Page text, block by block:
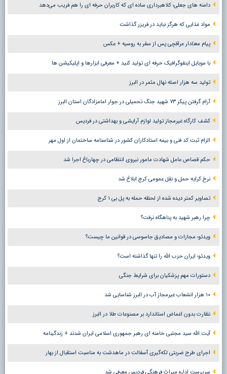
دامنه های جعلی؛ کلاهبرداری ساده ای که کاربران حرفه ای را هم فریب می‌دهد
مواد غذایی که هرگز نباید در فریزر گذاشت
پیام معنادار عراقچی پس از سفر به روسیه + عکس
با موبایل اینفوگرافیک حرفه ای تولید کنید + معرفی ابزارها و اپلیکیشن ها
تولید سه هزار اصله نهال مثمر در البرز
آرام گرفتن پیکر ۷۳ شهید جنگ تحمیلی در جوار امامزادگان استان البرز
کشف کارگاه غیرمجاز تولید لوازم آرایشی و بهداشتی در فردیس
الزام ثبت کد فنی و بیمه استادکاران کشور در شناسنامه ساختمان از اول مهر
حکم قصاص عامل شهادت مامور نیروی انتظامی در چهارباغ اجرا شد
نرخ کرایه حمل و نقل عمومی کرج ابلاغ شد
تصاویر کمتر دیده شده از لحظه حمله به پل بی ۱ کرج
چرا رهبر شهید به پناهگاه نرفت؟
ویدئو؛ مجازات و مصادیق جاسوسی در قوانین ما چیست؟
ویدئو؛ ایران حزب الله را تنها گذاشته است؟
دستورات مهم پزشکیان برای شرایط جنگی
۱۰ هزار انشعاب غیرمجاز آب در البرز شناسایی شد
نظارت بدون اغماض استاندارد بر مصنوعات طلا در البرز
آیت الله سید مجتبی خامنه ای رهبر جمهوری اسلامی ایران شدند + زندگینامه
اجرای طرح ضربتی لکه‌گیری آسفالت در ماهدشت به مناسبت استقبال از بهار
سرپرست اداره میراث فرهنگی فردیس معرفی شد